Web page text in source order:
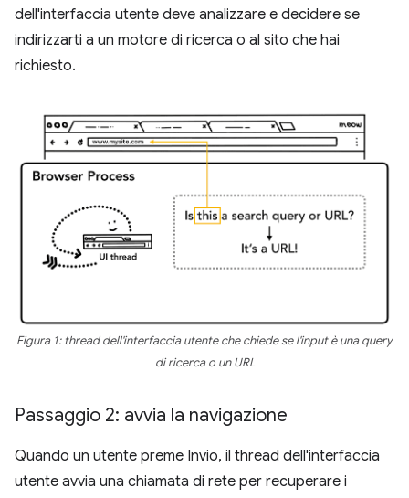
dell'interfaccia utente deve analizzare e decidere se
indirizzarti a un motore di ricerca o al sito che hai
richiesto.
Figura 1: thread dell'interfaccia utente che chiede se l'input è una query
di ricerca o un URL
Passaggio 2: avvia la navigazione
Quando un utente preme Invio, il thread dell'interfaccia
utente avvia una chiamata di rete per recuperare i